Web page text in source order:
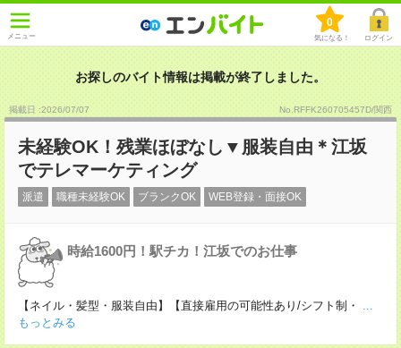
メニュー
0
気になる！ ログイン
お探しのバイト情報は掲載が終了しました。
掲載日 :2026/07/07 No.RFFK260705457D/関西
未経験OK！残業ほぼなし▼服装自由＊江坂
でテレマーケティング
派遣 職種未経験OK ブランクOK WEB登録・面接OK
時給1600円！駅チカ！江坂でのお仕事
【ネイル・髪型・服装自由】【直接雇用の可能性あり/シフト制・
...
もっとみる